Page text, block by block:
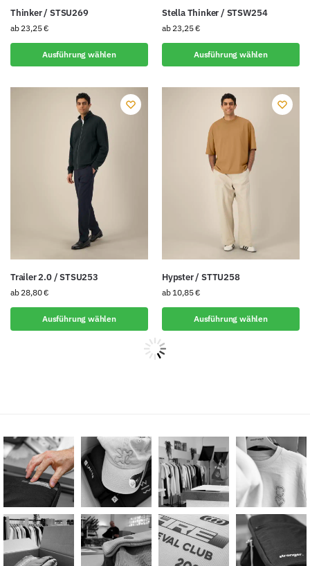
Thinker / STSU269
ab 23,25€
Ausführung wählen
Stella Thinker / STSW254
ab 23,25€
Ausführung wählen
Trailer 2.0 / STSU253
ab 28,80€
Ausführung wählen
Hypster / STTU258
ab 10,85€
Ausführung wählen